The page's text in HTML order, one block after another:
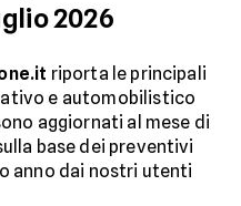
2026
riporta le principali
e automobilistico
aggiornati al mese di
base dei preventivi
anno dai nostri utenti